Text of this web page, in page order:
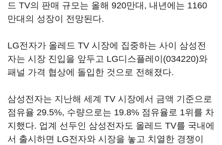
드 TV의 판매 규모는 올해 920만대, 내년에는 1160
만대의 성장이 전망된다.
LG전자가 올레드 TV 시장에 집중하는 사이 삼성전
자는 시장 진입을 앞두고 LG디스플레이(034220)와
패널 가격 협상에 돌입한 것으로 전해졌다.
삼성전자는 지난해 세계 TV 시장에서 금액 기준으로
점유율 29.5%, 수량으로는 19.8% 점유율로 1위를 차
지했다. 업계 선두인 삼성전자도 올레드 TV를 국내에
서 출시하면 LG전자와 시장을 놓고 치열한 경쟁이